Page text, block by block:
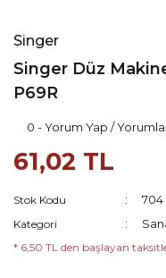
Singer
Singer Düz
P69R
0 - Yorum Yap /
61,02 TL
Stok Kodu 704
Kategori
* 6,50 TL den başlayan